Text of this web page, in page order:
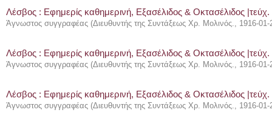
Λέσβος : Eφημερίς καθημερινή, Εξασέλιδος & Οκτασέλιδος
Άγνωστος συγγραφέας (Διευθυντής της Συντάξεως Χρ. Μολινός., 1916-01-
Λέσβος : Eφημερίς καθημερινή, Εξασέλιδος & Οκτασέλιδος
Άγνωστος συγγραφέας (Διευθυντής της Συντάξεως Χρ. Μολινός., 1916-01-
Λέσβος : Eφημερίς καθημερινή, Εξασέλιδος & Οκτασέλιδος
Άγνωστος συγγραφέας (Διευθυντής της Συντάξεως Χρ. Μολινός., 1916-01-